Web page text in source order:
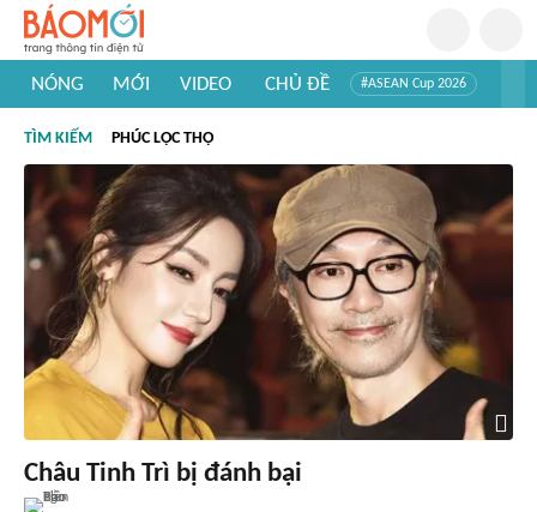
NÓNG MỚI VIDEO CHỦ ĐỀ #ASEAN Cup 2026
#Khám phá thế giới
TÌM KIẾM PHÚC LỘC THỌ
Châu Tinh Trì bị đánh bại